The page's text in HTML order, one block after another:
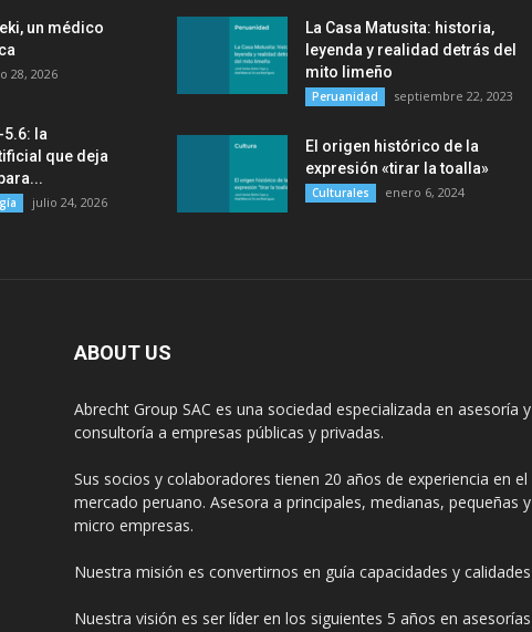
un médico
28, 2026
5.6: la
que deja
julio 24, 2026
La Casa Matusita: historia,
leyenda y realidad detrás del
mito limeño
Peruanidad septiembre 22, 2023
El origen histórico de la
expresión «tirar la toalla»
Culturales enero 6, 2024
ABOUT US
Abrecht Group SAC es una sociedad especializada en asesoría y
consultoría a empresas públicas y privadas.
Sus socios y colaboradores tienen 20 años de experiencia en el
mercado peruano. Asesora a principales, medianas, pequeñas y
micro empresas.
Nuestra misión es convertirnos en guía capacidades y calidades
Nuestra visión es ser líder en los siguientes 5 años en asesorías